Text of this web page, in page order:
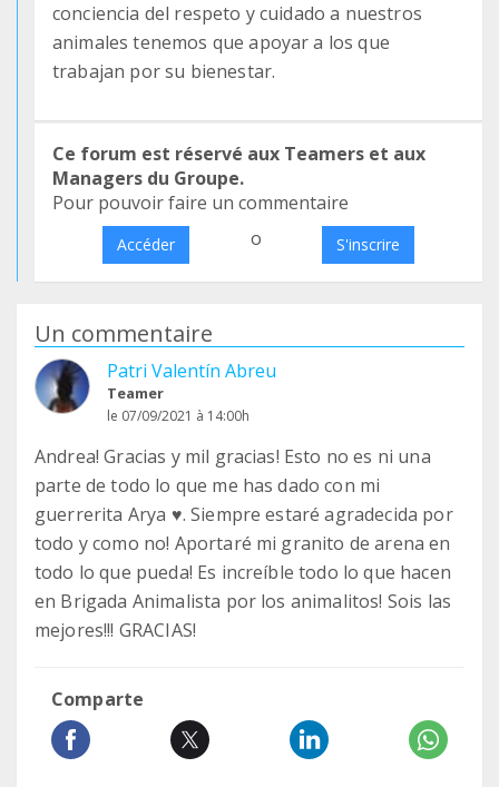
conciencia del respeto y cuidado a nuestros
animales tenemos que apoyar a los que
trabajan por su bienestar.
Ce forum est réservé aux Teamers et aux
Managers du Groupe.
Pour pouvoir faire un commentaire
Accéder o S'inscrire
Un commentaire
Patri Valentín Abreu
Teamer
le 07/09/2021 à 14:00h
Andrea! Gracias y mil gracias! Esto no es ni una
parte de todo lo que me has dado con mi
guerrerita Arya ♥️. Siempre estaré agradecida por
todo y como no! Aportaré mi granito de arena en
todo lo que pueda! Es increíble todo lo que hacen
en Brigada Animalista por los animalitos! Sois las
mejores!!! GRACIAS!
Comparte